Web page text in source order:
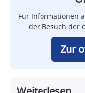
Für Informationen
der Besuch der
Zur